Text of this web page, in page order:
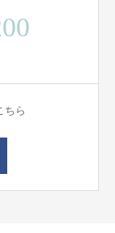
ちら